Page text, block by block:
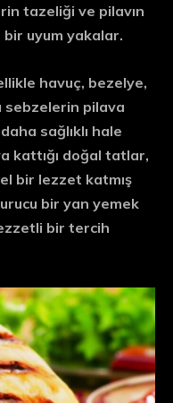
tazeliği ve pilavın
bir uyum yakalar.
havuç, bezelye,
sebzelerin pilava
sağlıklı hale
kattığı doğal tatlar,
bir lezzet katmış
bir yan yemek
bir tercih